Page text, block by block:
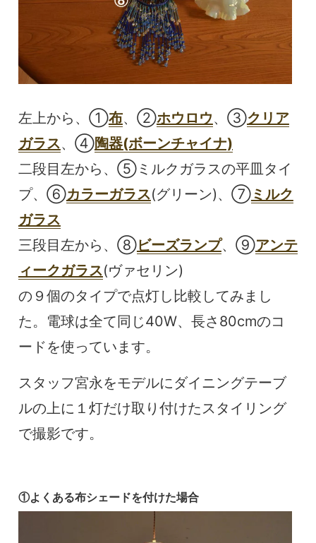
左上から、①布、②ホウロウ、③クリア
ガラス、④陶器(ボーンチャイナ)
二段目左から、⑤ミルクガラスの平皿タイ
プ、⑥カラーガラス(グリーン)、⑦ミルク
ガラス
三段目左から、⑧ビーズランプ、⑨アンテ
ィークガラス(ヴァセリン)
の９個のタイプで点灯し比較してみまし
た。電球は全て同じ40W、長さ80cmのコ
ードを使っています。
スタッフ宮永をモデルにダイニングテーブ
ルの上に１灯だけ取り付けたスタイリング
で撮影です。
①よくある布シェードを付けた場合